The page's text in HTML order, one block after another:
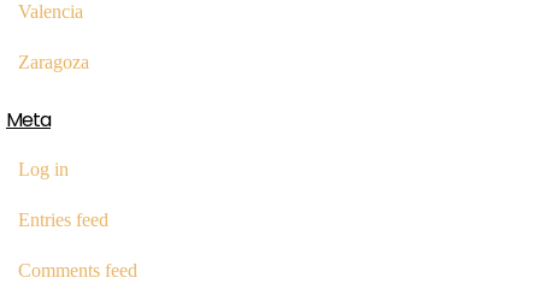
Valencia
Zaragoza
Meta
Log in
Entries feed
Comments feed